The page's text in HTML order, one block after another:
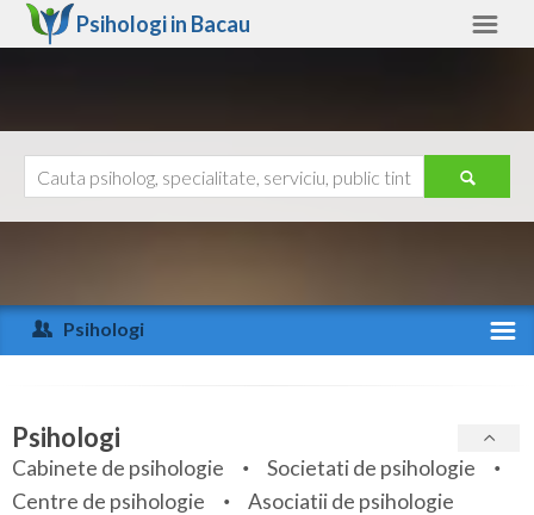
Psihologi in Bacau
Arad
Arges
Bihor
Bistrita-Nasaud
Ajutor
Psihologi
Specialitati
Servicii
Psihologi
Cabinete de psihologie
Societati de psihologie
Centre de psihologie
Asociatii de psihologie